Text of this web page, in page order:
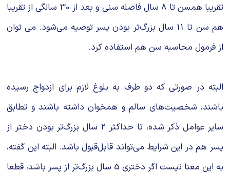
تقریبا همسن تا 8 سال فاصله سنی و بعد از 30 سالگی از تقریبا
هم سن تا 11 سال بزرگ‌تر بودن پسر توصیه می‌شود. می توان
از فرمول محاسبه سن هم استفاده کرد.
البته در صورتی که دو طرف به بلوغ لازم برای ازدواج رسیده
باشند، شخصیت‌های سالم و همخوان داشته باشند و تطابق
سایر عوامل ذکر شده، تا حداکثر 2 سال بزرگ‌تر بودن دختر از
پسر هم در این شرایط می‌‌‌تواند قابل‌قبول باشد. البته این گفته،
به این معنا نیست اگر دختری 5 سال بزرگ‌تر از پسر باشد، قطعا